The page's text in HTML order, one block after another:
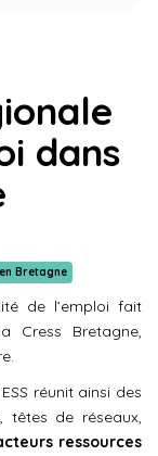
dans
Bretagne
de l’emploi fait
Cress Bretagne,
réunit ainsi des
têtes de réseaux,
ressources